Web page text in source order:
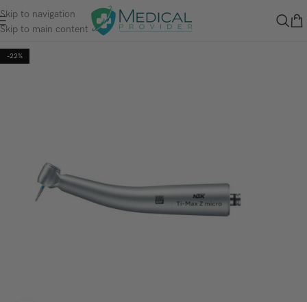
Skip to navigation
Skip to main content
-22%